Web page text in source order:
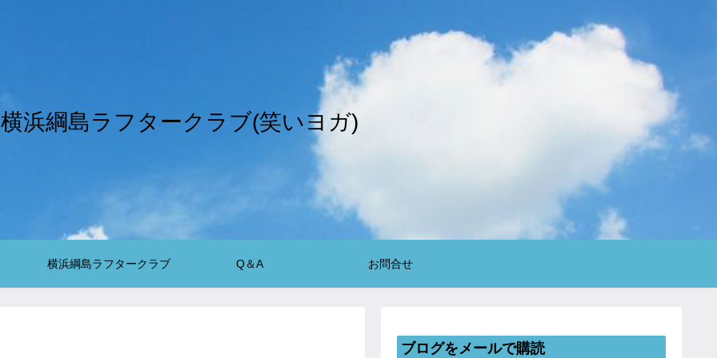
横浜綱島ラフタークラブ(笑いヨガ)
横浜綱島ラフタークラブ Q＆A お問合せ
ブログをメールで購読